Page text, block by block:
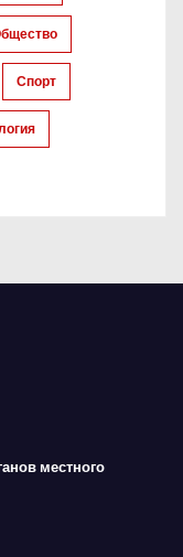
Спорт
местного